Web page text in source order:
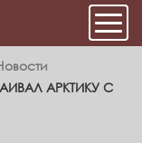
АРКТИКУ С